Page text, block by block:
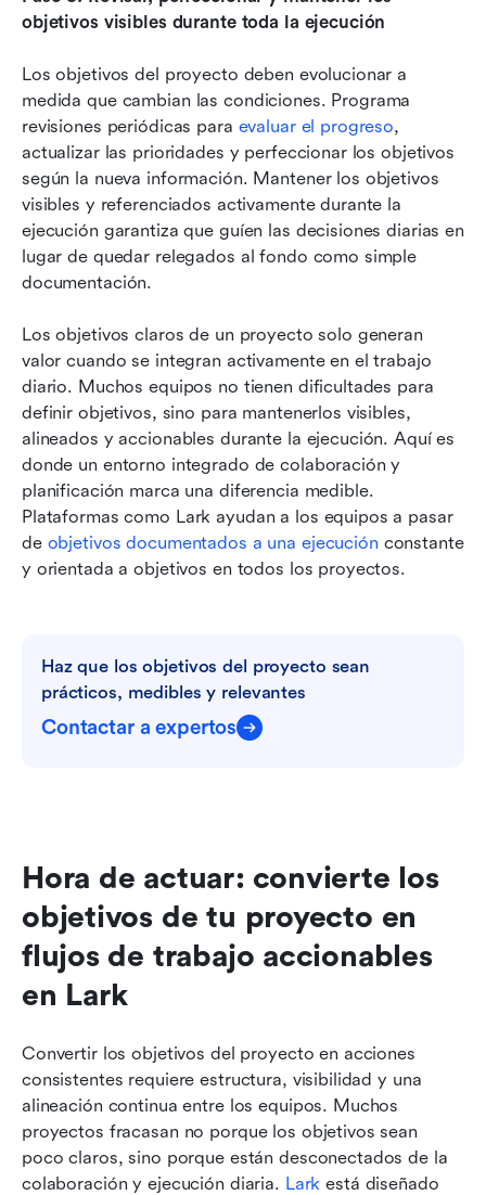
objetivos visibles durante toda la ejecución
Los objetivos del proyecto deben evolucionar a
medida que cambian las condiciones. Programa
revisiones periódicas para evaluar el progreso,
actualizar las prioridades y perfeccionar los objetivos
según la nueva información. Mantener los objetivos
visibles y referenciados activamente durante la
ejecución garantiza que guíen las decisiones diarias en
lugar de quedar relegados al fondo como simple
documentación.
Los objetivos claros de un proyecto solo generan
valor cuando se integran activamente en el trabajo
diario. Muchos equipos no tienen dificultades para
definir objetivos, sino para mantenerlos visibles,
alineados y accionables durante la ejecución. Aquí es
donde un entorno integrado de colaboración y
planificación marca una diferencia medible.
Plataformas como Lark ayudan a los equipos a pasar
de objetivos documentados a una ejecución constante
y orientada a objetivos en todos los proyectos.
Haz que los objetivos del proyecto sean
prácticos, medibles y relevantes
Contactar a expertos
Hora de actuar: convierte los
objetivos de tu proyecto en
flujos de trabajo accionables
en Lark
Convertir los objetivos del proyecto en acciones
consistentes requiere estructura, visibilidad y una
alineación continua entre los equipos. Muchos
proyectos fracasan no porque los objetivos sean
poco claros, sino porque están desconectados de la
colaboración y ejecución diaria. Lark está diseñado